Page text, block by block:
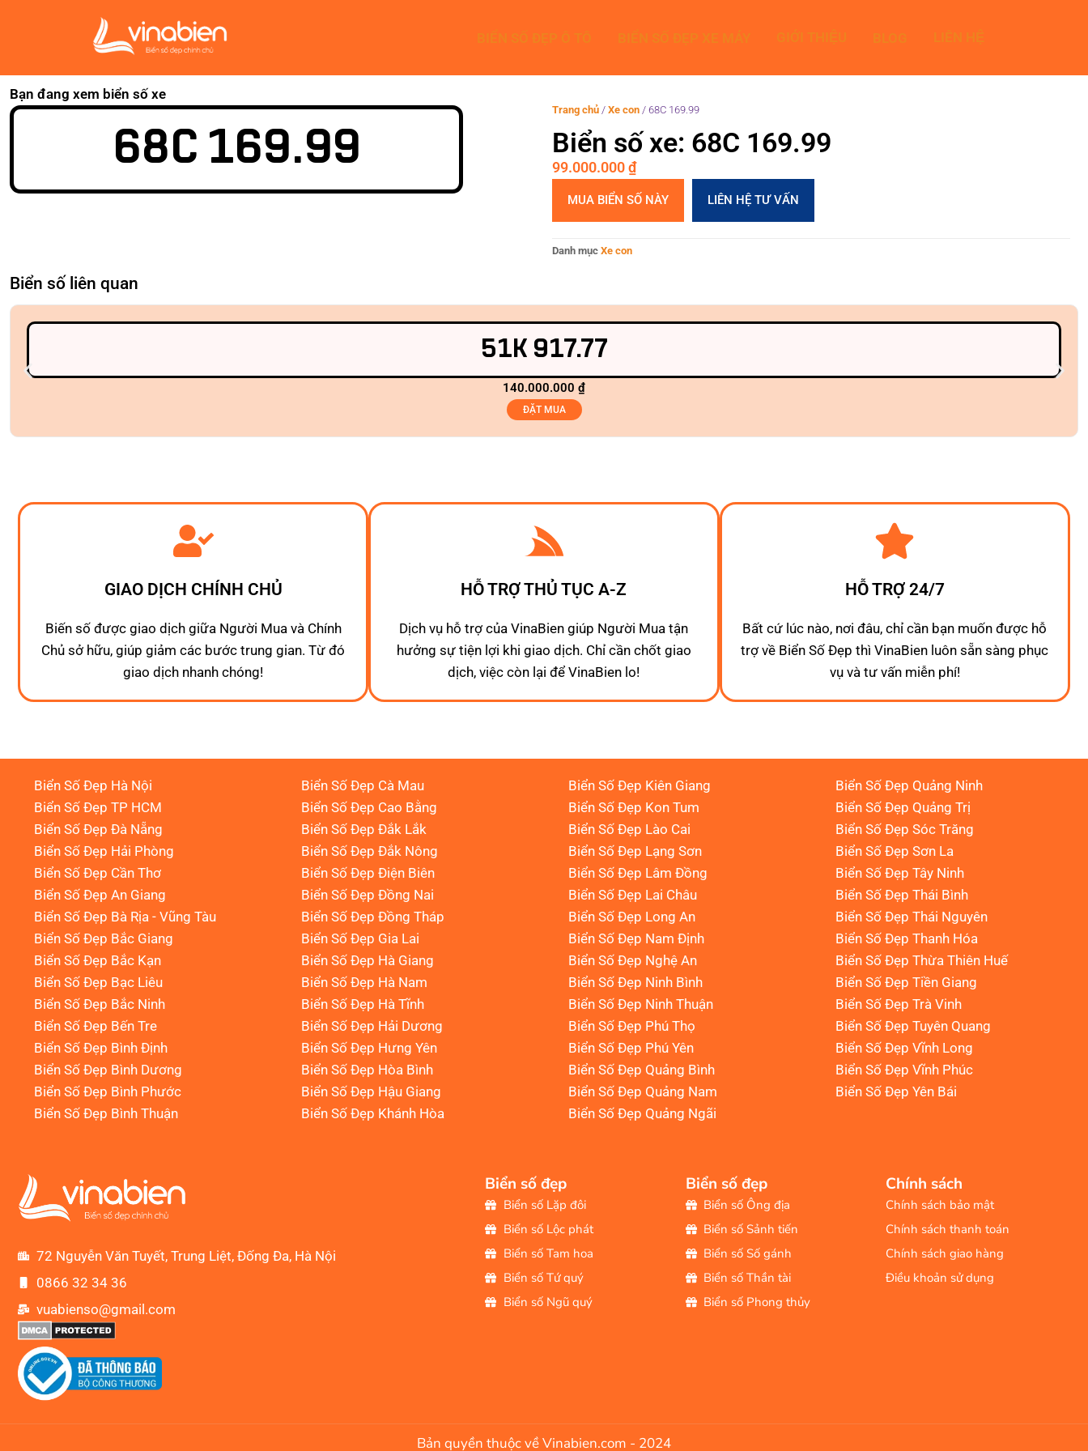
Bạn đang xem biển số xe
68C 169.99
Trang chủ / Xe con / 68C 169.99
Biển số xe: 68C 169.99
99.000.000₫
MUA BIỂN SỐ NÀY LIÊN HỆ TƯ VẤN
Danh mục Xe con
Biển số liên quan
51K 917.77
140.000.000 ₫
ĐẶT MUA
GIAO DỊCH CHÍNH CHỦ
Biến số được giao dịch giữa Người Mua và Chính
Chủ sở hữu, giúp giảm các bước trung gian. Từ đó
giao dịch nhanh chóng!
HỖ TRỢ THỦ TỤC A-Z
Dịch vụ hỗ trợ của VinaBien giúp Người Mua tận
hưởng sự tiện lợi khi giao dịch. Chỉ cần chốt giao
dịch, việc còn lại để VinaBien lo!
HỖ TRỢ 24/7
Bất cứ lúc nào, nơi đâu, chỉ cần bạn muốn được hỗ
trợ về Biển Số Đẹp thì VinaBien luôn sẵn sàng phục
vụ và tư vấn miễn phí!
Biển Số Đẹp Hà Nội
Biển Số Đẹp TP HCM
Biển Số Đẹp Đà Nẵng
Biển Số Đẹp Hải Phòng
Biển Số Đẹp Cần Thơ
Biển Số Đẹp An Giang
Biển Số Đẹp Bà Rịa - Vũng Tàu
Biển Số Đẹp Bắc Giang
Biển Số Đẹp Bắc Kạn
Biển Số Đẹp Bạc Liêu
Biển Số Đẹp Bắc Ninh
Biển Số Đẹp Bến Tre
Biển Số Đẹp Bình Định
Biển Số Đẹp Bình Dương
Biển Số Đẹp Bình Phước
Biển Số Đẹp Bình Thuận
Biển Số Đẹp Cà Mau
Biển Số Đẹp Cao Bằng
Biển Số Đẹp Đắk Lắk
Biển Số Đẹp Đắk Nông
Biển Số Đẹp Điện Biên
Biển Số Đẹp Đồng Nai
Biển Số Đẹp Đồng Tháp
Biển Số Đẹp Gia Lai
Biển Số Đẹp Hà Giang
Biển Số Đẹp Hà Nam
Biển Số Đẹp Hà Tĩnh
Biển Số Đẹp Hải Dương
Biển Số Đẹp Hưng Yên
Biển Số Đẹp Hòa Bình
Biển Số Đẹp Hậu Giang
Biển Số Đẹp Khánh Hòa
Biển Số Đẹp Kiên Giang
Biển Số Đẹp Kon Tum
Biển Số Đẹp Lào Cai
Biển Số Đẹp Lạng Sơn
Biển Số Đẹp Lâm Đồng
Biển Số Đẹp Lai Châu
Biển Số Đẹp Long An
Biển Số Đẹp Nam Định
Biển Số Đẹp Nghệ An
Biển Số Đẹp Ninh Bình
Biển Số Đẹp Ninh Thuận
Biển Số Đẹp Phú Thọ
Biển Số Đẹp Phú Yên
Biển Số Đẹp Quảng Bình
Biển Số Đẹp Quảng Nam
Biển Số Đẹp Quảng Ngãi
Biển Số Đẹp Quảng Ninh
Biển Số Đẹp Quảng Trị
Biển Số Đẹp Sóc Trăng
Biển Số Đẹp Sơn La
Biển Số Đẹp Tây Ninh
Biển Số Đẹp Thái Bình
Biển Số Đẹp Thái Nguyên
Biển Số Đẹp Thanh Hóa
Biển Số Đẹp Thừa Thiên Huế
Biển Số Đẹp Tiền Giang
Biển Số Đẹp Trà Vinh
Biển Số Đẹp Tuyên Quang
Biển Số Đẹp Vĩnh Long
Biển Số Đẹp Vĩnh Phúc
Biển Số Đẹp Yên Bái
72 Nguyễn Văn Tuyết, Trung Liệt, Đống Đa, Hà Nội
0866 32 34 36
vuabienso@gmail.com
Biển số đẹp
Biển số Lặp đôi
Biển số Lộc phát
Biển số Tam hoa
Biển số Tứ quý
Biển số Ngũ quý
Biển số đẹp
Biển số Ông địa
Biển số Sảnh tiến
Biển số Số gánh
Biển số Thần tài
Biển số Phong thủy
Chính sách
Chính sách bảo mật
Chính sách thanh toán
Chính sách giao hàng
Điều khoản sử dụng
Bản quyền thuộc về Vinabien.com - 2024